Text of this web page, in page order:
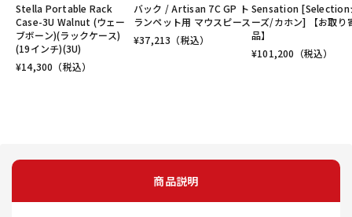
Stella Portable Rack
Case-3U Walnut (ウェー
ブボーン)(ラックケース)
(19インチ)(3U)
¥14,300 （税込）
バック / Artisan 7C GP ト
ランペット用 マウスピース
¥37,213 （税込）
Sensation [Selection
ーズ/カホン] 【お取り
品】
¥101,200 （税込）
商品説明